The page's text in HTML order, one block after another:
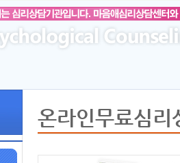
온라인무료심리